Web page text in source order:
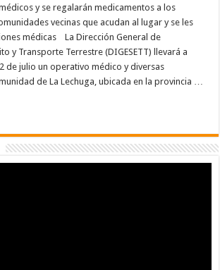
y se regalarán medicamentos a los
vecinas que acudan al lugar y se les
médicas La Dirección General de
y Transporte Terrestre (DIGESETT) llevará a
de julio un operativo médico y diversas
de La Lechuga, ubicada en la provincia …